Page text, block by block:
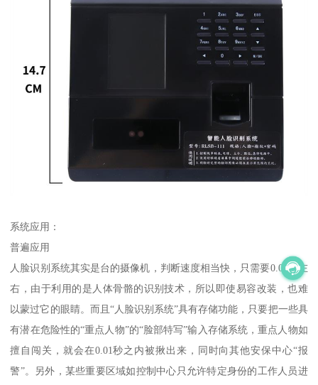
系统应用：
普遍应用
人脸识别系统其实是台的摄像机，判断速度相当快，只需要0.01秒左
右，由于利用的是人体骨骼的识别技术，所以即使易容改装，也难
以蒙过它的眼睛。而且“人脸识别系统”具有存储功能，只要把一些具
有潜在危险性的“重点人物”的“脸部特写”输入存储系统，重点人物如
擅自闯关，就会在0.01秒之内被揪出来，同时向其他安保中心“报
警”。另外，某些重要区域如控制中心只允许特定身份的工作人员进